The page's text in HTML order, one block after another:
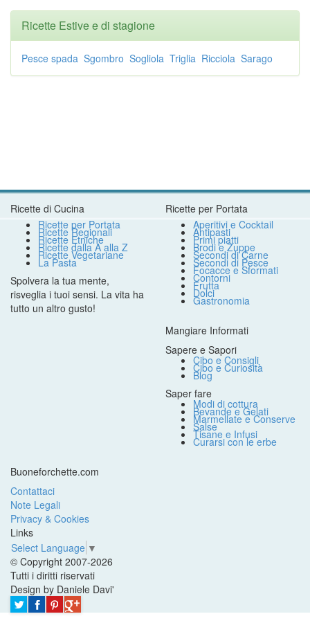
Ricette Estive e di stagione
Pesce spada Sgombro Sogliola Triglia Ricciola Sarago
Ricette di Cucina
Ricette per Portata
Ricette Regionali
Ricette Etniche
Ricette dalla A alla Z
Ricette Vegetariane
La Pasta
Spolvera la tua mente,
risveglia i tuoi sensi. La vita ha
tutto un altro gusto!
Ricette per Portata
Aperitivi e Cocktail
Antipasti
Primi piatti
Brodi e Zuppe
Secondi di Carne
Secondi di Pesce
Focacce e Sformati
Contorni
Frutta
Dolci
Gastronomia
Mangiare Informati
Sapere e Sapori
Cibo e Consigli
Cibo e Curiosità
Blog
Saper fare
Modi di cottura
Bevande e Gelati
Marmellate e Conserve
Salse
Tisane e Infusi
Curarsi con le erbe
Buoneforchette.com
Contattaci
Note Legali
Privacy & Cookies
Links
Select Language ▼
© Copyright 2007-2026
Tutti i diritti riservati
Design by Daniele Davi'